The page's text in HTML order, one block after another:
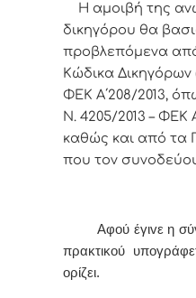
Η αμοιβή της
δικηγόρου θα
προβλεπόμενα
Κώδικα Δικηγόρων
ΦΕΚ Α΄208/2013,
Ν. 4205/2013 – ΦΕΚ
καθώς και από τα
που τον
Αφoύ έγιvε η
πρακτικoύ
oρίζει.